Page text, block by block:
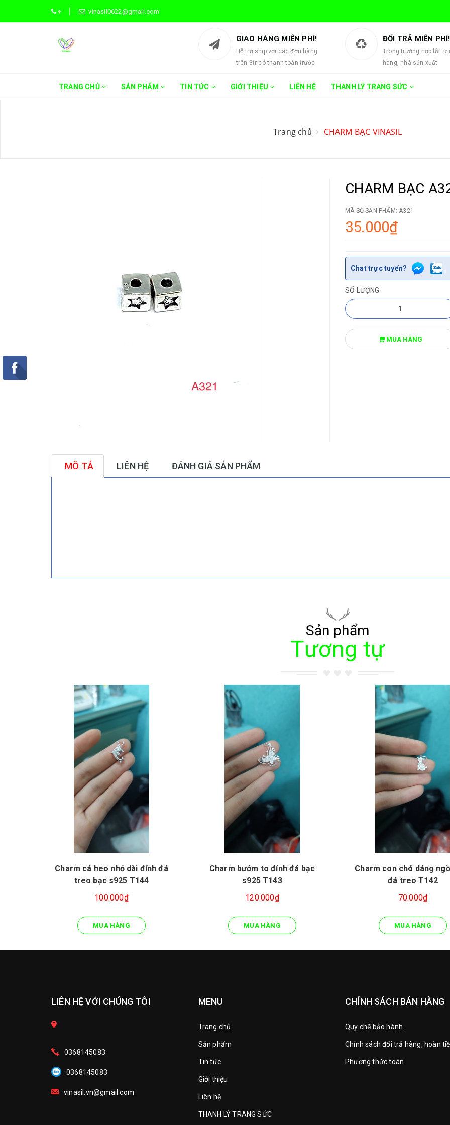
+ vinasil0622@gmail.com
GIAO HÀNG MIỄN PHÍ!
Hỗ trợ ship với các đơn hàng
trên 3tr có thanh toán trước
ĐỔI TRẢ MIỄN PHÍ!
Trong trường hợp lỗi từ
hàng, nhà sản xuất
TRANG CHỦ SẢN PHẨM TIN TỨC GIỚI THIỆU LIÊN HỆ THANH LÝ TRANG SỨC
Trang chủ CHARM BẠC VINASIL
CHARM BẠC
MÃ SỐ SẢN PHẨM:A321
35.000₫
Chat trực tuyến?
SỐ LƯỢNG
MUA HÀNG
MÔ TẢ LIÊN HỆ ĐÁNH GIÁ SẢN PHẨM
Sản phẩm
Tương tự
Charm cá heo nhỏ dài đính đá
treo bạc s925 T144
100.000₫
MUA HÀNG
Charm bướm to đính đá bạc
s925 T143
120.000₫
MUA HÀNG
Charm con chó dáng
đá treo T142
70.000₫
MUA HÀNG
LIÊN HỆ VỚI CHÚNG TÔI
0368145083
0368145083
vinasil.vn@gmail.com
MENU
Trang chủ
Sản phẩm
Tin tức
Giới thiệu
Liên hệ
THANH LÝ TRANG SỨC
CHÍNH SÁCH BÁN HÀNG
Quy chế bảo hành
Chính sách đổi trả hàng, hoàn
Phương thức toán